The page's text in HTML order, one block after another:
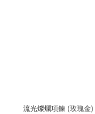
流光燦爛項鍊 (玫瑰金)